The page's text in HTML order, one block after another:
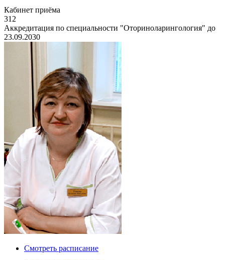
Кабинет приёма
312
Аккредитация по специальности "Оториноларингология" до
23.09.2030
Смотреть расписание